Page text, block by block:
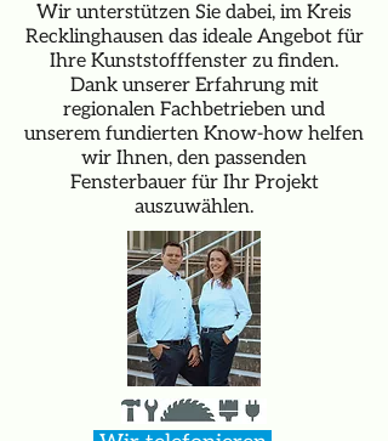
Wir unterstützen Sie dabei, im Kreis
Recklinghausen das ideale Angebot für
Ihre Kunststofffenster zu finden.
Dank unserer Erfahrung mit
regionalen Fachbetrieben und
unserem fundierten Know-how helfen
wir Ihnen, den passenden
Fensterbauer für Ihr Projekt
auszuwählen.